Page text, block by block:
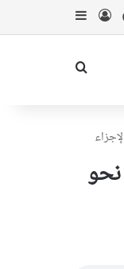
آپاراتورودسایدبار
جستجو برای
نحو